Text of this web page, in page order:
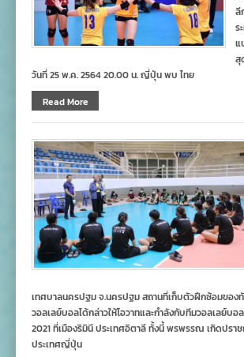
ลี
ร
แ
สุ
วันที่ 25 พ.ค. 2564 20.00 น. ญี่ปุ่น พบ ไทย
Read More
เทศบาลนครปฐม จ.นครปฐม สถานที่เก็บตัวฝึกซ้อมของ
วอลเลย์บอลได้กล่าวให้โอวาทและกำลังกับทีมวอลเลย์
2021 ที่เมืองริมินี ประเทศอิตาลี ทั้งนี้ พรพรรณ เกิดปร
ประเทศญี่ปุ่น